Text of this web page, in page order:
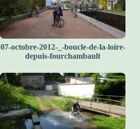
07-octobre-2012-_-boucle-de-la-loire-
depuis-fourchambault